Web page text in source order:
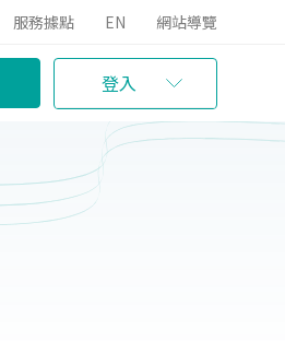
服務據點 EN 網站導覽
登入